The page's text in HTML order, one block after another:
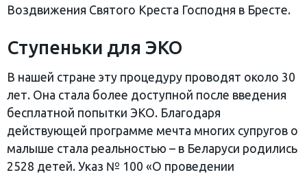
Воздвижения Святого Креста Господня в Бресте.
Ступеньки для ЭКО
В нашей стране эту процедуру проводят около 30
лет. Она стала более доступной после введения
бесплатной попытки ЭКО. Благодаря
действующей программе мечта многих супругов о
малыше стала реальностью – в Беларуси родились
2528 детей. Указ № 100 «О проведении